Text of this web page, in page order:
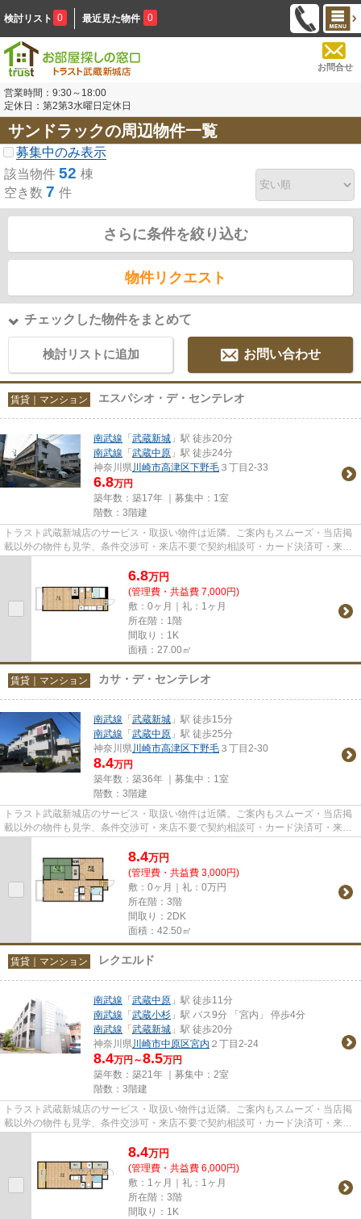
検討リスト 0 最近見た物件 0
お問合せ
営業時間：9:30～18:00
定休日：第2第3水曜日定休日
サンドラックの周辺物件一覧
募集中のみ表示
該当物件 52 棟
空き数 7 件
さらに条件を絞り込む
物件リクエスト
チェックした物件をまとめて
検討リストに追加 お問い合わせ
賃貸｜マンション エスパシオ・デ・センテレオ
南武線 「武蔵新城 」駅 徒歩20分
南武線 「武蔵中原 」駅 徒歩24分
神奈川県川崎市高津区下野毛 ３丁目2-33
6.8万円
築年数：築17年 ｜募集中： 1室
階数：3階建
トラスト武蔵新城店のサービス・取扱い物件は近隣。ご案内もスムーズ・当店掲
載以外の物件も見学、条件交渉可・来店不要で契約相談可・カード決済可・来店
時無料駐車場有（要電話予約...
6.8万円
(管理費・共益費 7,000円)
敷：0ヶ月｜礼：1ヶ月
所在階：1階
間取り：1K
面積：27.00㎡
賃貸｜マンション カサ・デ・センテレオ
南武線 「武蔵新城 」駅 徒歩15分
南武線 「武蔵中原 」駅 徒歩25分
神奈川県川崎市高津区下野毛 ３丁目2-30
8.4万円
築年数：築36年 ｜募集中： 1室
階数：3階建
トラスト武蔵新城店のサービス・取扱い物件は近隣。ご案内もスムーズ・当店掲
載以外の物件も見学、条件交渉可・来店不要で契約相談可・カード決済可・来店
時無料駐車場有（要電話予約...
8.4万円
(管理費・共益費 3,000円)
敷：0ヶ月｜礼：0万円
所在階：3階
間取り：2DK
面積：42.50㎡
賃貸｜マンション レクエルド
南武線 「武蔵中原 」駅 徒歩11分
南武線 「武蔵小杉 」駅 バス9分 「宮内」 停歩4分
南武線 「武蔵新城 」駅 徒歩20分
神奈川県川崎市中原区宮内 ２丁目2-24
8.4万円～8.5万円
築年数：築21年 ｜募集中： 2室
階数：3階建
トラスト武蔵新城店のサービス・取扱い物件は近隣。ご案内もスムーズ・当店掲
載以外の物件も見学、条件交渉可・来店不要で契約相談可・カード決済可・来店
時無料駐車場有（要電話予約...
8.4万円
(管理費・共益費 6,000円)
敷：1ヶ月｜礼：1ヶ月
所在階：3階
間取り：1K